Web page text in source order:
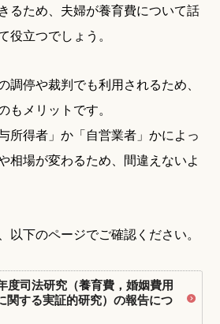
るため、夫婦が養育費について話
役立つでしょう。
調停や裁判でも利用されるため、
もメリットです。
所得者」か「自営業者」かによっ
相場が変わるため、間違えないよ
以下のページでご確認ください。
度司法研究（養育費，婚姻費用
関する実証的研究）の報告につ